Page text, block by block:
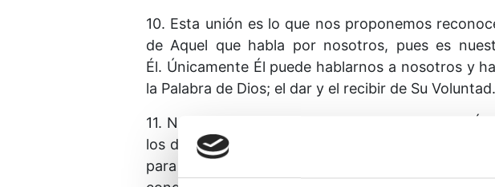
10. Esta unión es lo que nos proponemos
de Aquel que habla por nosotros, pues es
Él. Únicamente Él puede hablarnos a nosotros y
la Palabra de Dios; el dar y el recibir de Su Voluntad.
11. Nuestra práctica de hoy consiste en darle a
los dones que nos hace. Él necesita nuestra voz
para que acepten Sus mensajes y se los lleven a